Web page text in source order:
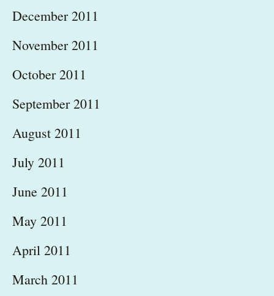
December 2011
November 2011
October 2011
September 2011
August 2011
July 2011
June 2011
May 2011
April 2011
March 2011